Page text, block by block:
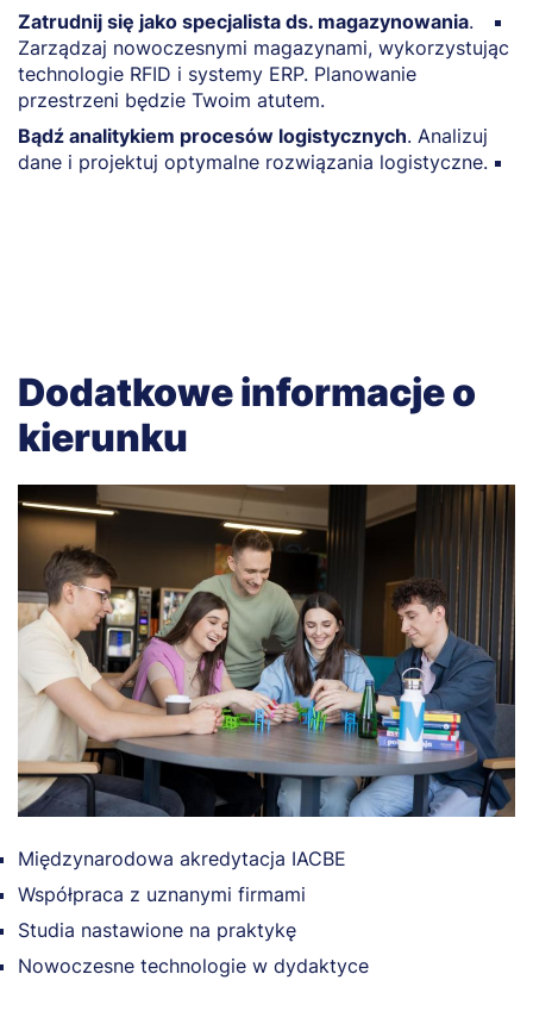
Zatrudnij się jako specjalista ds. magazynowania.
Zarządzaj nowoczesnymi magazynami, wykorzystując
technologie RFID i systemy ERP. Planowanie
przestrzeni będzie Twoim atutem.
Bądź analitykiem procesów logistycznych. Analizuj
dane i projektuj optymalne rozwiązania logistyczne.
Dodatkowe informacje o
kierunku
Międzynarodowa akredytacja IACBE
Współpraca z uznanymi firmami
Studia nastawione na praktykę
Nowoczesne technologie w dydaktyce